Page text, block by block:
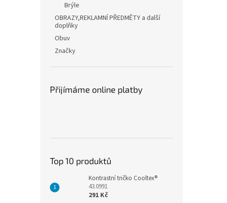
Brýle
OBRAZY,REKLAMNÍ PŘEDMĚTY a další
doplňky
Obuv
Značky
Přijímáme online platby
Top 10 produktů
Kontrastní tričko Cooltex®
43.0991
291 Kč